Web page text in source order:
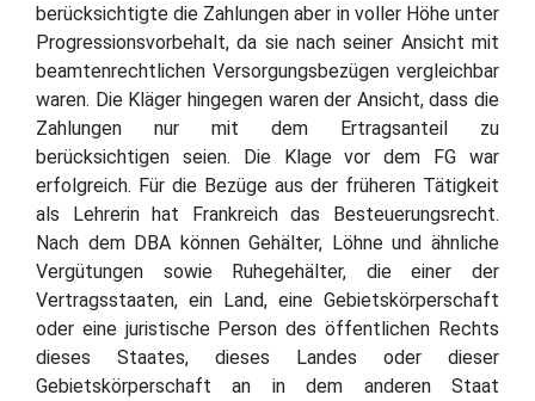
berücksichtigte die Zahlungen aber in voller Höhe unter
Progressionsvorbehalt, da sie nach seiner Ansicht mit
beamtenrechtlichen Versorgungsbezügen vergleichbar
waren. Die Kläger hingegen waren der Ansicht, dass die
Zahlungen nur mit dem Ertragsanteil zu
berücksichtigen seien. Die Klage vor dem FG war
erfolgreich. Für die Bezüge aus der früheren Tätigkeit
als Lehrerin hat Frankreich das Besteuerungsrecht.
Nach dem DBA können Gehälter, Löhne und ähnliche
Vergütungen sowie Ruhegehälter, die einer der
Vertragsstaaten, ein Land, eine Gebietskörperschaft
oder eine juristische Person des öffentlichen Rechts
dieses Staates, dieses Landes oder dieser
Gebietskörperschaft an in dem anderen Staat